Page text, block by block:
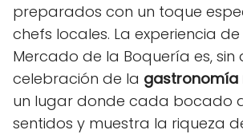
preparados con un toque
chefs locales. La experiencia
Mercado de la Boquería es, sin
celebración de la gastronomía
un lugar donde cada bocado
sentidos y muestra la riqueza